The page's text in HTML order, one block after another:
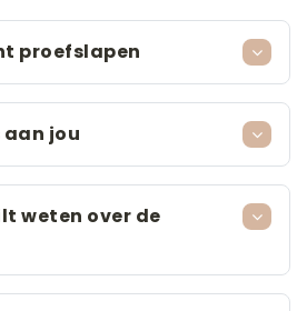
proefslapen
aan jou
weten over de